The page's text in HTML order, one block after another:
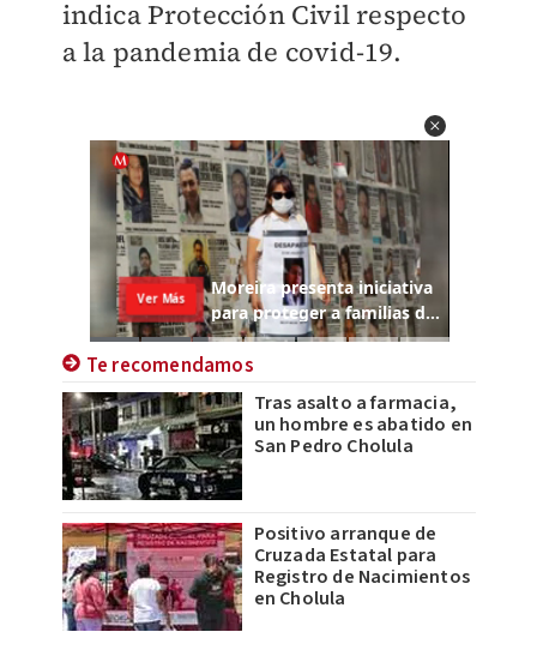
indica Protección Civil respecto
a la pandemia de covid-19.
Te recomendamos
Tras asalto a farmacia,
un hombre es abatido en
San Pedro Cholula
Positivo arranque de
Cruzada Estatal para
Registro de Nacimientos
en Cholula